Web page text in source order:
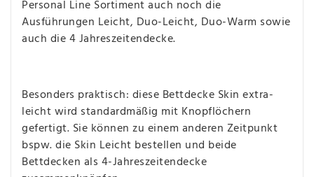
Personal Line Sortiment auch noch die
Ausführungen Leicht, Duo-Leicht, Duo-Warm sowie
auch die 4 Jahreszeitendecke.
Besonders praktisch: diese Bettdecke Skin extra-
leicht wird standardmäßig mit Knopflöchern
gefertigt. Sie können zu einem anderen Zeitpunkt
bspw. die Skin Leicht bestellen und beide
Bettdecken als 4-Jahreszeitendecke